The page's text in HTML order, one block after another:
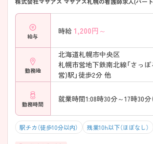
給与
時給 1,200円～
勤務地
北海道札幌市中央区
札幌市営地下鉄南北線「さっ
営)駅」徒歩2分 他
勤務時間
就業時間1:08時30分～17時30分
駅チカ（徒歩10分以内） 残業10h以下（ほぼなし）